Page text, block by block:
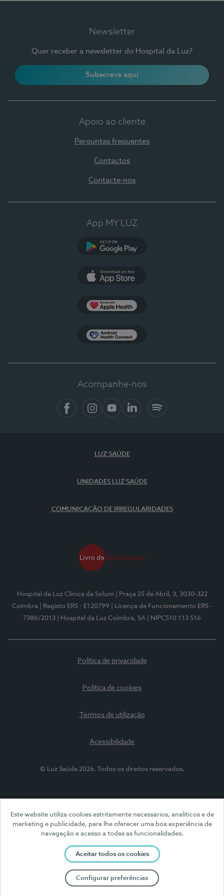
Este website utiliza cookies estritamente necessários, analíticos e de
marketing e publicidade, para lhe oferecer uma boa experiência de
navegação e acesso a todas as funcionalidades.
Aceitar todos os cookies
Configurar preferências
Newsletter
Quer receber a newsletter do Hospital da Luz?
Subscreva aqui
Apoio ao cliente
Perguntas frequentes
Contactos
Contacte-nos
App MY LUZ
Acompanhe-nos
LUZ SAÚDE
UNIDADES LUZ SAÚDE
COMUNICAÇÃO DE IRREGULARIDADES
Hospital da Luz Clínica da Solum
| Praça 25 de Abril, 3, 3030-322
Coimbra
| Registo ERS - E120799
| Licença de Funcionamento ERS -
7386/2013
| Hospital da Luz Coimbra, SA | NIPC510 113 516
Política de privacidade
Política de cookies
Termos de utilização
Acessibilidade
© Luz Saúde 2026. Todos os direitos reservados.